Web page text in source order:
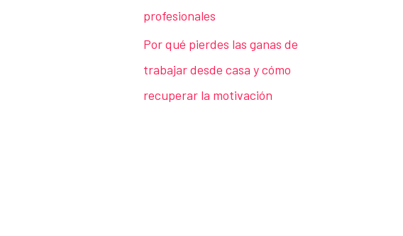
profesionales
Por qué pierdes las ganas de
trabajar desde casa y cómo
recuperar la motivación